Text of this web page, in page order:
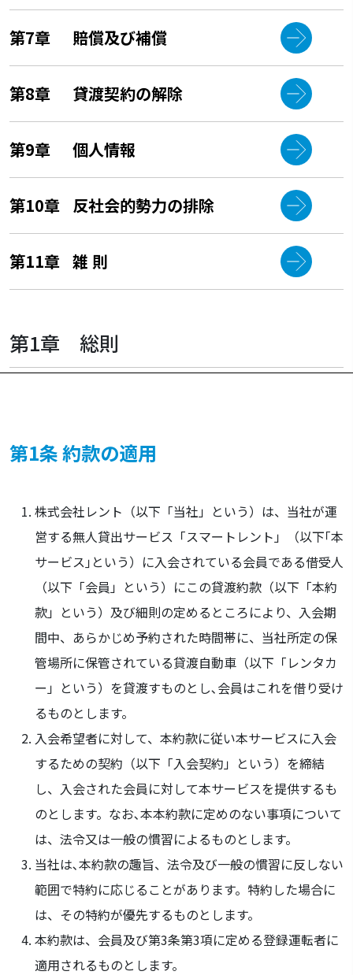
第7章 賠償及び補償
第8章 貸渡契約の解除
第9章 個人情報
第10章 反社会的勢力の排除
第11章 雑 則
第1章 総則
第1条 約款の適用
株式会社レント（以下「当社」という）は、当社が運
営する無人貸出サービス「スマートレント」（以下｢本
サービス｣という）に入会されている会員である借受人
（以下「会員」という）にこの貸渡約款（以下「本約
款」という）及び細則の定めるところにより、入会期
間中、あらかじめ予約された時間帯に、当社所定の保
管場所に保管されている貸渡自動車（以下「レンタカ
ー」という）を貸渡すものとし､会員はこれを借り受け
るものとします。
入会希望者に対して、本約款に従い本サービスに入会
するための契約（以下「入会契約」という）を締結
し、入会された会員に対して本サービスを提供するも
のとします。なお､本本約款に定めのない事項について
は、法令又は一般の慣習によるものとします。
当社は､本約款の趣旨、法令及び一般の慣習に反しない
範囲で特約に応じることがあります。特約した場合に
は、その特約が優先するものとします。
本約款は、会員及び第3条第3項に定める登録運転者に
適用されるものとします。